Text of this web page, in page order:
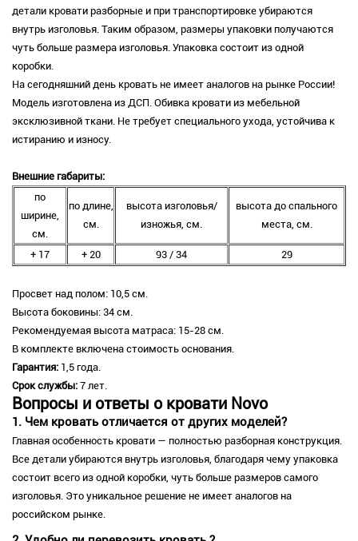
детали кровати разборные и при транспортировке убираются
внутрь изголовья. Таким образом, размеры упаковки получаются
чуть больше размера изголовья. Упаковка состоит из одной
коробки.
На сегодняшний день кровать не имеет аналогов на рынке России!
Модель изготовлена из ДСП. Обивка кровати из мебельной
эксклюзивной ткани. Не требует специального ухода, устойчива к
истиранию и износу.
Внешние габариты:
по
ширине,
см.
по длине,
см.
высота изголовья/
изножья, см.
высота до спального
места, см.
+ 17 + 20 93 / 34 29
Просвет над полом: 10,5 см.
Высота боковины: 34 см.
Рекомендуемая высота матраса: 15-28 см.
В комплекте включена стоимость основания.
Гарантия: 1,5 года.
Срок службы: 7 лет.
Вопросы и ответы о кровати Novo
1. Чем кровать отличается от других моделей?
Главная особенность кровати — полностью разборная конструкция.
Все детали убираются внутрь изголовья, благодаря чему упаковка
состоит всего из одной коробки, чуть больше размеров самого
изголовья. Это уникальное решение не имеет аналогов на
российском рынке.